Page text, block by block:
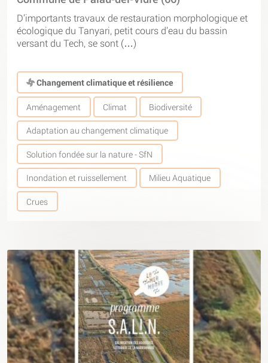
D’importants travaux de restauration morphologique et
écologique du Tanyari, petit cours d’eau du bassin
versant du Tech, se sont (…)
Changement climatique et résilience
Aménagement Climat Biodiversité
Adaptation au changement climatique
Solution fondée sur la nature - SfN
Inondation et ruissellement Milieu Aquatique
Crues